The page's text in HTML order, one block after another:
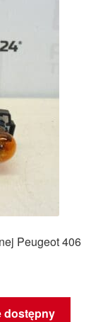
Peugeot 406
dostępny